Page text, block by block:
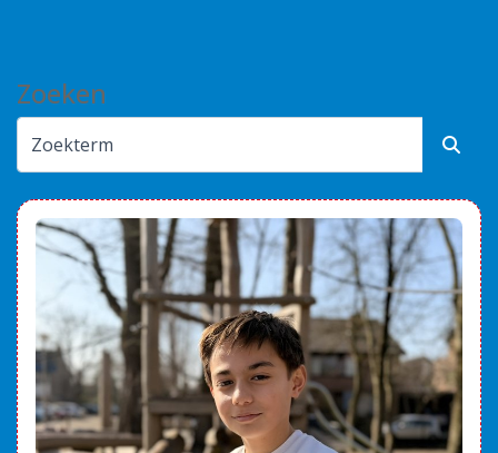
Werken bij PIT
Zoeken